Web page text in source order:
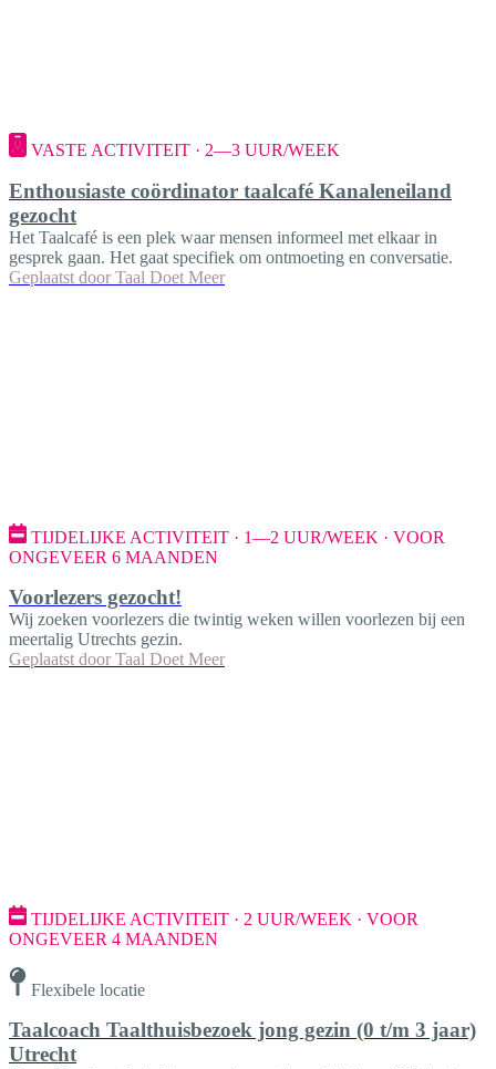
VASTE ACTIVITEIT · 2—3 UUR/WEEK
Enthousiaste coördinator taalcafé Kanaleneiland
gezocht
Het Taalcafé is een plek waar mensen informeel met elkaar in
gesprek gaan. Het gaat specifiek om ontmoeting en conversatie.
Geplaatst door Taal Doet Meer
TIJDELIJKE ACTIVITEIT · 1—2 UUR/WEEK · VOOR
ONGEVEER 6 MAANDEN
Voorlezers gezocht!
Wij zoeken voorlezers die twintig weken willen voorlezen bij een
meertalig Utrechts gezin.
Geplaatst door Taal Doet Meer
TIJDELIJKE ACTIVITEIT · 2 UUR/WEEK · VOOR
ONGEVEER 4 MAANDEN
Flexibele locatie
Taalcoach Taalthuisbezoek jong gezin (0 t/m 3 jaar)
Utrecht